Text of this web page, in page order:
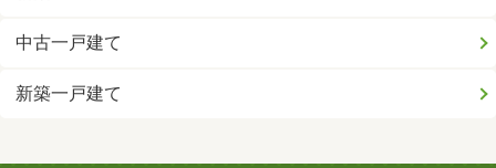
中古一戸建て
新築一戸建て